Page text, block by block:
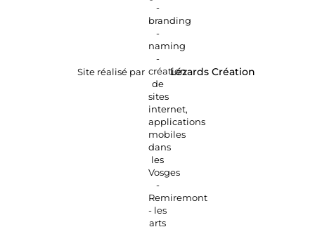
Site réalisé par Lézards Création